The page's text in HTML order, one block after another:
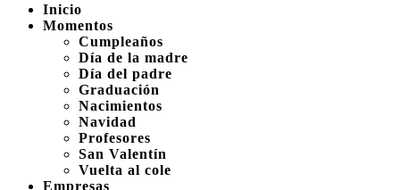
Inicio
Momentos
Cumpleaños
Día de la madre
Día del padre
Graduación
Nacimientos
Navidad
Profesores
San Valentín
Vuelta al cole
Empresas